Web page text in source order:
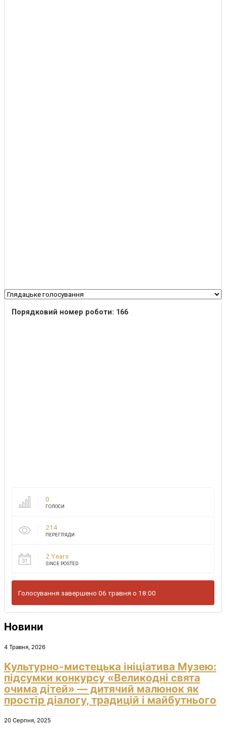
Порядковий номер роботи: 166
0
ГОЛОСИ
214
ПЕРЕГЛЯДИ
2 Years
SINCE POSTED
Голосування завершено 06 травня о 18:00
Новини
4 Травня, 2026
Культурно-мистецька ініціатива Музею:
підсумки конкурсу «Великодні свята
очима дітей» — дитячий малюнок як
простір діалогу, традицій і майбутнього
20 Серпня, 2025